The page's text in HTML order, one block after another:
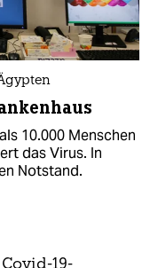
10.000 Menschen
das Virus. In
Notstand.
19-